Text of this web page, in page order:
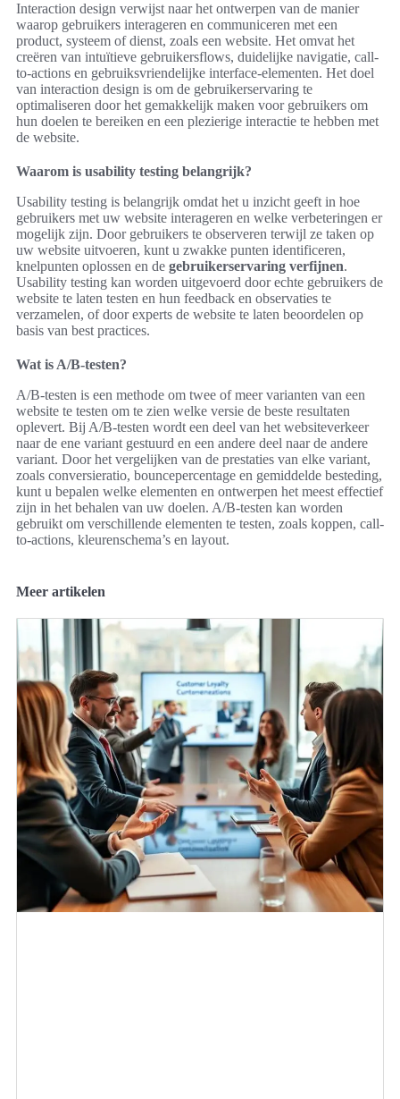
Interaction design verwijst naar het ontwerpen van de manier
waarop gebruikers interageren en communiceren met een
product, systeem of dienst, zoals een website. Het omvat het
creëren van intuïtieve gebruikersflows, duidelijke navigatie, call-
to-actions en gebruiksvriendelijke interface-elementen. Het doel
van interaction design is om de gebruikerservaring te
optimaliseren door het gemakkelijk maken voor gebruikers om
hun doelen te bereiken en een plezierige interactie te hebben met
de website.
Waarom is usability testing belangrijk?
Usability testing is belangrijk omdat het u inzicht geeft in hoe
gebruikers met uw website interageren en welke verbeteringen er
mogelijk zijn. Door gebruikers te observeren terwijl ze taken op
uw website uitvoeren, kunt u zwakke punten identificeren,
knelpunten oplossen en de gebruikerservaring verfijnen.
Usability testing kan worden uitgevoerd door echte gebruikers de
website te laten testen en hun feedback en observaties te
verzamelen, of door experts de website te laten beoordelen op
basis van best practices.
Wat is A/B-testen?
A/B-testen is een methode om twee of meer varianten van een
website te testen om te zien welke versie de beste resultaten
oplevert. Bij A/B-testen wordt een deel van het websiteverkeer
naar de ene variant gestuurd en een andere deel naar de andere
variant. Door het vergelijken van de prestaties van elke variant,
zoals conversieratio, bouncepercentage en gemiddelde besteding,
kunt u bepalen welke elementen en ontwerpen het meest effectief
zijn in het behalen van uw doelen. A/B-testen kan worden
gebruikt om verschillende elementen te testen, zoals koppen, call-
to-actions, kleurenschema’s en layout.
Meer artikelen